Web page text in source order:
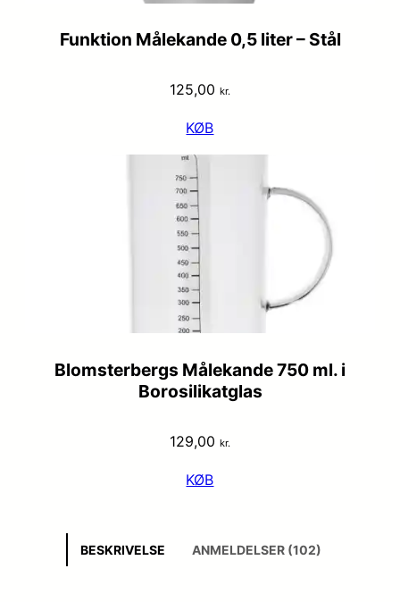
Funktion Målekande 0,5 liter – Stål
125,00 kr.
KØB
Blomsterbergs Målekande 750 ml. i
Borosilikatglas
129,00 kr.
KØB
BESKRIVELSE ANMELDELSER (102)